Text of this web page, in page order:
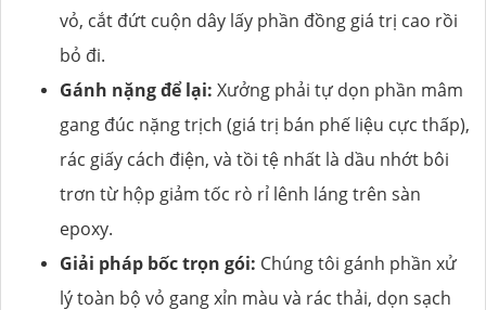
vỏ, cắt đứt cuộn dây lấy phần đồng giá trị cao rồi
bỏ đi.
Gánh nặng để lại: Xưởng phải tự dọn phần mâm
gang đúc nặng trịch (giá trị bán phế liệu cực thấp),
rác giấy cách điện, và tồi tệ nhất là dầu nhớt bôi
trơn từ hộp giảm tốc rò rỉ lênh láng trên sàn
epoxy.
Giải pháp bốc trọn gói: Chúng tôi gánh phần xử
lý toàn bộ vỏ gang xỉn màu và rác thải, dọn sạch